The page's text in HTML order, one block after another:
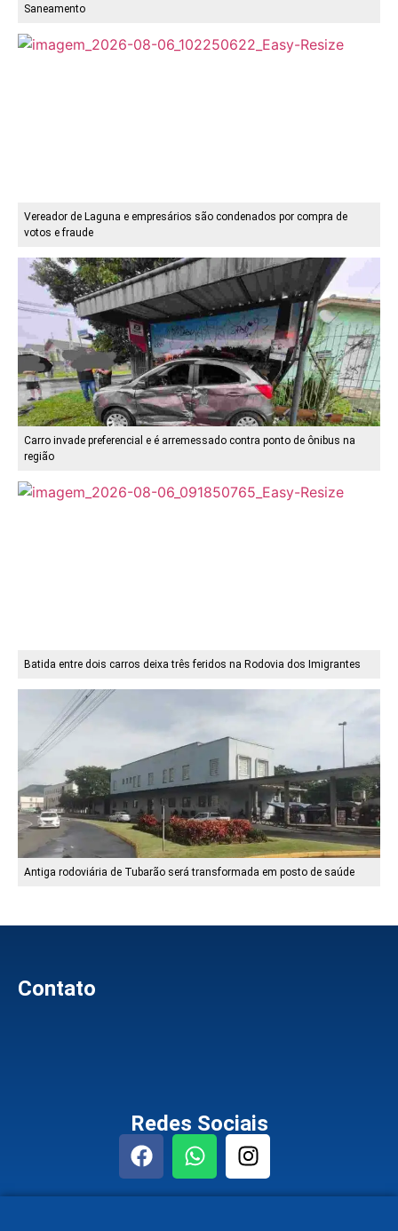
Saneamento
Vereador de Laguna e empresários são condenados por compra de
votos e fraude
Carro invade preferencial e é arremessado contra ponto de ônibus na
região
Batida entre dois carros deixa três feridos na Rodovia dos Imigrantes
Antiga rodoviária de Tubarão será transformada em posto de saúde
Contato
Redes Sociais